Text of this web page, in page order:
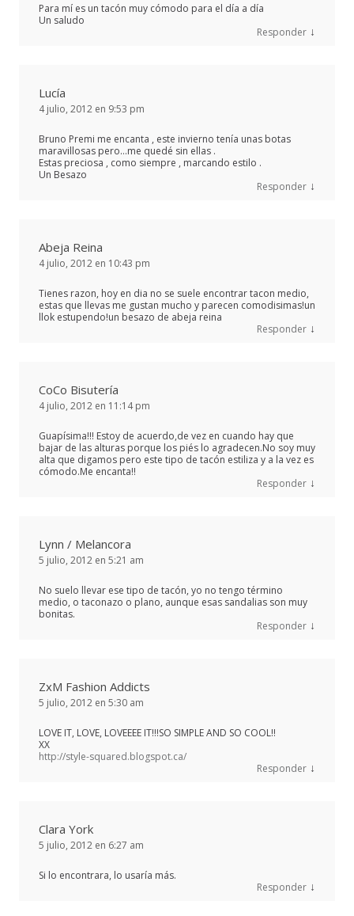
Para mí es un tacón muy cómodo para el día a día
Un saludo
Responder ↓
Lucía
4 julio, 2012 en 9:53 pm
Bruno Premi me encanta , este invierno tenía unas botas
maravillosas pero…me quedé sin ellas .
Estas preciosa , como siempre , marcando estilo .
Un Besazo
Responder ↓
Abeja Reina
4 julio, 2012 en 10:43 pm
Tienes razon, hoy en dia no se suele encontrar tacon medio,
estas que llevas me gustan mucho y parecen comodisimas!un
llok estupendo!un besazo de abeja reina
Responder ↓
CoCo Bisutería
4 julio, 2012 en 11:14 pm
Guapísima!!! Estoy de acuerdo,de vez en cuando hay que
bajar de las alturas porque los piés lo agradecen.No soy muy
alta que digamos pero este tipo de tacón estiliza y a la vez es
cómodo.Me encanta!!
Responder ↓
Lynn / Melancora
5 julio, 2012 en 5:21 am
No suelo llevar ese tipo de tacón, yo no tengo término
medio, o taconazo o plano, aunque esas sandalias son muy
bonitas.
Responder ↓
ZxM Fashion Addicts
5 julio, 2012 en 5:30 am
LOVE IT, LOVE, LOVEEEE IT!!!SO SIMPLE AND SO COOL!!
XX
http://style-squared.blogspot.ca/
Responder ↓
Clara York
5 julio, 2012 en 6:27 am
Si lo encontrara, lo usaría más.
Responder ↓